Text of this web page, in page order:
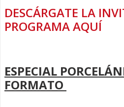
DESCÁRGATE LA
PROGRAMA AQUÍ
ESPECIAL
FORMATO